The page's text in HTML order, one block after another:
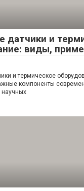
датчики и
виды,
и термическое
компоненты